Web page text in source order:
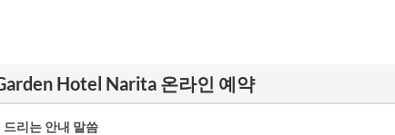
Hotel Narita 온라인 예약
드리는 안내 말씀